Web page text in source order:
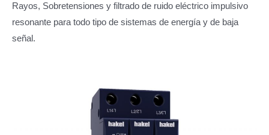
Rayos, Sobretensiones y filtrado de ruido eléctrico impulsivo
resonante para todo tipo de sistemas de energía y de baja
señal.